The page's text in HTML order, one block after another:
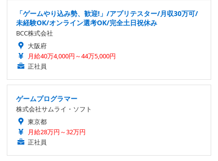
「ゲームやり込み勢、歓迎!」/アプリテスター/月収30万可/
未経験OK/オンライン選考OK/完全土日祝休み
BCC株式会社
大阪府
月給40万4,000円～44万5,000円
正社員
ゲームプログラマー
株式会社サムライ・ソフト
東京都
月給28万円～32万円
正社員